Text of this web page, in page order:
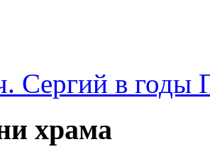
Сергий в годы
храма